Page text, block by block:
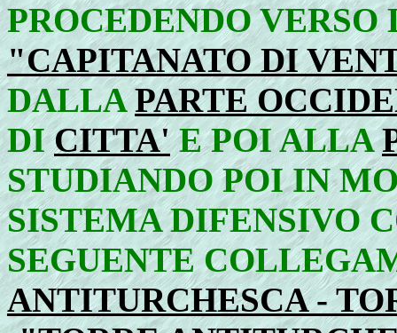
PROCEDENDO
"CAPITANATO DI
DALLAPARTE
DICITTA'E POI ALLA
STUDIANDO POI IN
SISTEMA DIFENSIVO
SEGUENTE
ANTITURCHESCA -